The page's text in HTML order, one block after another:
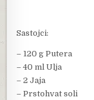
Sastojci:
– 120 g Putera
– 40 ml Ulja
– 2 Jaja
– Prstohvat soli